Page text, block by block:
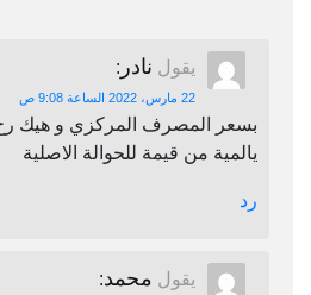
يقول نادر :
22 مارس، 2022 الساعة 9:08 ص
بسعر المصرف المركزي و هيك
يالمية من قيمة للحوالة الاصلية
رد
يقول محمد: